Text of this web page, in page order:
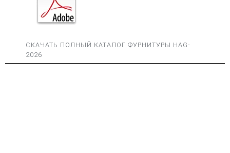
СКАЧАТЬ ПОЛНЫЙ КАТАЛОГ ФУРНИТУРЫ HAG-
2026